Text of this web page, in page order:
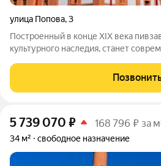
улица Попова,3
Построенный в конце XIX века
культурного наследия, станет
предпринимателей. Концептуальная
привлечь талантливую молодежь и
5 739 070 ₽ 168 796 ₽ за
34 м² свободное назначение